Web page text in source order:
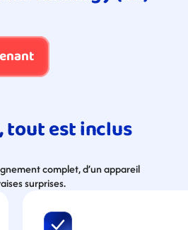
tout est inclus
complet, d’un appareil
surprises.